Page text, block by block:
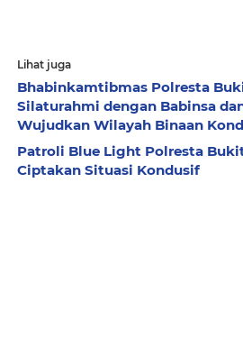
Lihat juga
Bhabinkamtibmas Polresta
Silaturahmi dengan Babinsa
Wujudkan Wilayah Binaan
Patroli Blue Light Polresta
Ciptakan Situasi Kondusif